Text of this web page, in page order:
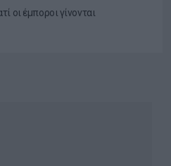
οι έμποροι γίνονται